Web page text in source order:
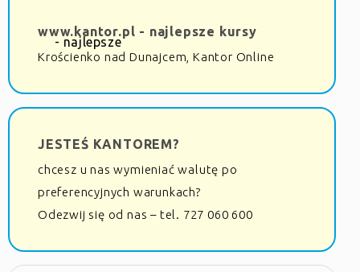
www.kantor.pl - najlepsze kursy
Krościenko nad Dunajcem, Kantor Online
JESTEŚ KANTOREM?
chcesz u nas wymieniać walutę po
preferencyjnych warunkach?
Odezwij się od nas – tel. 727 060 600